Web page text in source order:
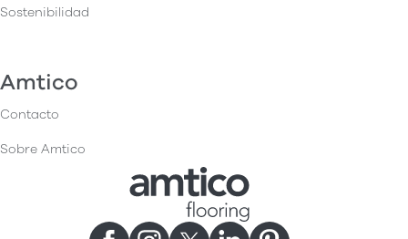
Sostenibilidad
Amtico
Contacto
Sobre Amtico